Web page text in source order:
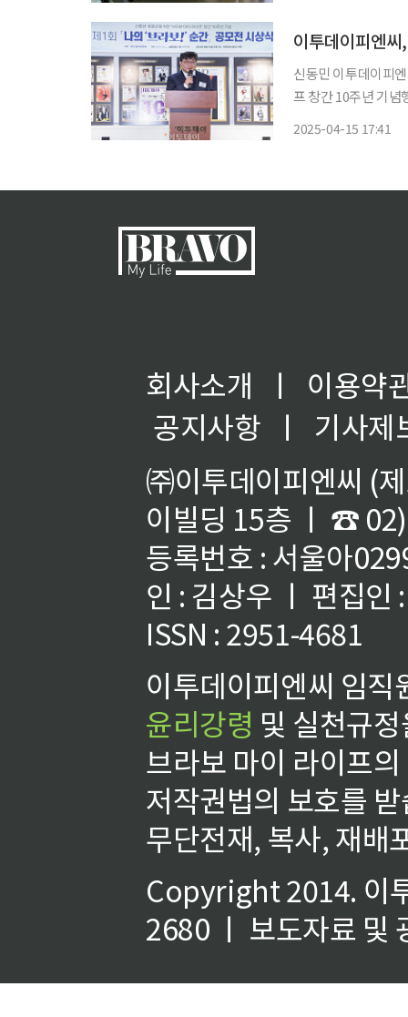
신동민 이투데이피
프 창간 10주년 기념
2025-04-15 17:41
회사소개 ㅣ
이용약
공지사항
ㅣ
기사제
㈜이투데이피엔씨 (
이빌딩 15층 ㅣ ☎
등록번호 : 서울아
인 : 김상우 ㅣ 편집인
ISSN : 2951-4681
이투데이피엔씨 임
윤리강령 및 실천규
브라보 마이 라이프
저작권법의 보호를
무단전재, 복사, 재배
Copyright 2014. 이
2680 ㅣ 보도자료